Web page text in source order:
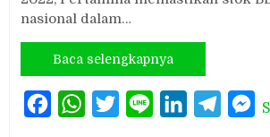
nasional dalam…
Baca selengkapnya
FacebookWhatsAppTwitterLine LinkedIn